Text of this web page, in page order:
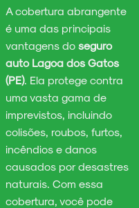
A cobertura abrangente
é uma das principais
vantagens do seguro
auto Lagoa dos Gatos
(PE). Ela protege contra
uma vasta gama de
imprevistos, incluindo
colisões, roubos, furtos,
incêndios e danos
causados por desastres
naturais. Com essa
cobertura, você pode